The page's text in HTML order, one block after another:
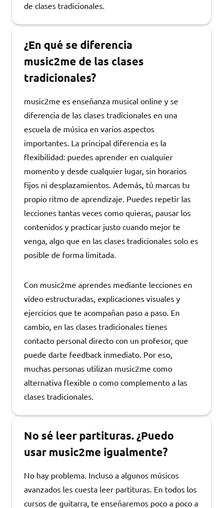
de clases tradicionales.
¿En qué se diferencia
music2me de las clases
tradicionales?
music2me es enseñanza musical online y se
diferencia de las clases tradicionales en una
escuela de música en varios aspectos
importantes. La principal diferencia es la
flexibilidad: puedes aprender en cualquier
momento y desde cualquier lugar, sin horarios
fijos ni desplazamientos. Además, tú marcas tu
propio ritmo de aprendizaje. Puedes repetir las
lecciones tantas veces como quieras, pausar los
contenidos y practicar justo cuando mejor te
venga, algo que en las clases tradicionales solo es
posible de forma limitada.
Con music2me aprendes mediante lecciones en
vídeo estructuradas, explicaciones visuales y
ejercicios que te acompañan paso a paso. En
cambio, en las clases tradicionales tienes
contacto personal directo con un profesor, que
puede darte feedback inmediato. Por eso,
muchas personas utilizan music2me como
alternativa flexible o como complemento a las
clases tradicionales.
No sé leer partituras. ¿Puedo
usar music2me igualmente?
No hay problema. Incluso a algunos músicos
avanzados les cuesta leer partituras. En todos los
cursos de guitarra, te enseñaremos poco a poco a